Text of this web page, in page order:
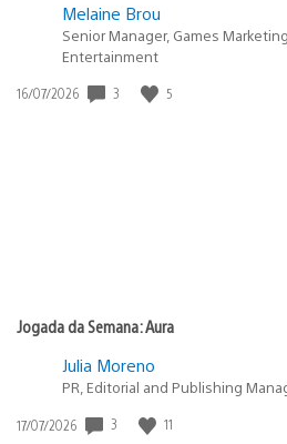
Melaine Brou
Senior Manager, Games
Entertainment
Data
16/07/2026 3 5
Jogada da Semana: Aura
Julia Moreno
PR, Editorial and Publishing
Data
17/07/2026 3 11